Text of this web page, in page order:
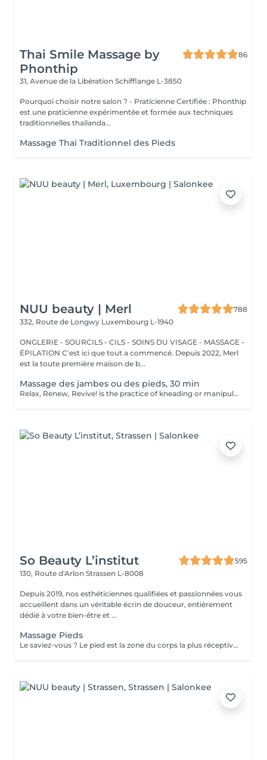
Thai Smile Massage by
Phonthip
86
31, Avenue de la Libération Schifflange L-3850
Pourquoi choisir notre salon ? - Praticienne Certifiée : Phonthip
est une praticienne expérimentée et formée aux techniques
traditionnelles thaïlanda...
Massage Thai Traditionnel des Pieds
NUU beauty | Merl
788
332, Route de Longwy Luxembourg L-1940
ONGLERIE - SOURCILS - CILS - SOINS DU VISAGE - MASSAGE -
ÉPILATION C'est ici que tout a commencé. Depuis 2022, Merl
est la toute première maison de b...
Massage des jambes ou des pieds, 30 min
Relax, Renew, Revive! is the practice of kneading or manipulating a person's muscles and other soft-tissue in order to reduce stress, reduce muscle pain, increase relaxation and improve the work of the immune system. Benefits of getting legs or feet massage: - reduces stress - relaxing - improves blood circulation - improves body immune system How is massage legs or feet done? - feet and legs are massaged Age restrictions: there are no age restrictions for this procedure. Post procedure recommendations: do not do sport and any sharp movements for 2-3 hours after the procedure. Frequency: 1-2 times per week, 10 times in total. Repeat once in 3-6 months.
So Beauty L’institut
595
130, Route d'Arlon Strassen L-8008
Depuis 2019, nos esthéticiennes qualifiées et passionnées vous
accueillent dans un véritable écrin de douceur, entièrement
dédié à votre bien-être et ...
Massage Pieds
Le saviez-vous ? Le pied est la zone du corps la plus réceptive au massage. Nous n'y pensons pas assez mais les pieds sont une partie très importante du corps et nécessitent un soin tout particulier ! Supportant toute la charge pondérale ainsi que les agressions extérieures telles que le temps, les chaussures trop serrées, à talons ou simplement le fait de marcher toute la journée, nos pieds sont fortement sollicités ! Les massages des pieds sont donc conseillés et très favorables à notre bien-être général !